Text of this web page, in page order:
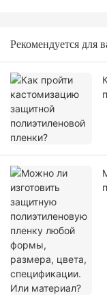
Рекомендуется для